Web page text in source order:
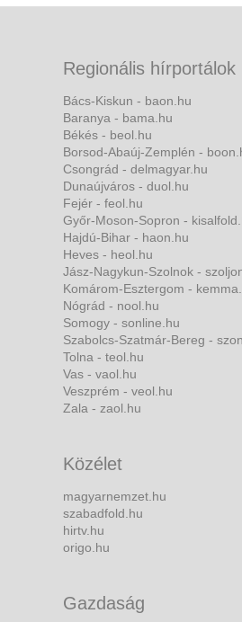
Regionális hírportálok
Bács-Kiskun - baon.hu
Baranya - bama.hu
Békés - beol.hu
Borsod-Abaúj-Zemplén -
Csongrád - delmagyar.hu
Dunaújváros - duol.hu
Fejér - feol.hu
Győr-Moson-Sopron -
Hajdú-Bihar - haon.hu
Heves - heol.hu
Jász-Nagykun-Szolnok -
Komárom-Esztergom -
Nógrád - nool.hu
Somogy - sonline.hu
Szabolcs-Szatmár-Bereg -
Tolna - teol.hu
Vas - vaol.hu
Veszprém - veol.hu
Zala - zaol.hu
Közélet
magyarnemzet.hu
szabadfold.hu
hirtv.hu
origo.hu
Gazdaság